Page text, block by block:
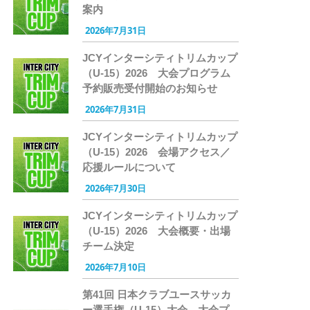
案内
2026年7月31日
JCYインターシティトリムカップ
（U-15）2026 大会プログラム
予約販売受付開始のお知らせ
2026年7月31日
JCYインターシティトリムカップ
（U-15）2026 会場アクセス／
応援ルールについて
2026年7月30日
JCYインターシティトリムカップ
（U-15）2026 大会概要・出場
チーム決定
2026年7月10日
第41回 日本クラブユースサッカ